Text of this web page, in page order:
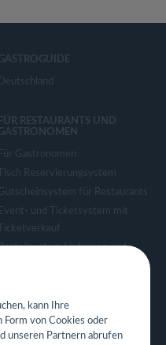
Deutschland
FÜR RESTAURANTS UND
Für Gastronomen
Tisch Reservierungsystem
für Restaurants
Event- und Ticketsystem mit
Ticketverkauf
Lieferung und
Eigene App für Restaurant
kann Ihre
von Cookies oder
unseren Partnern abrufen